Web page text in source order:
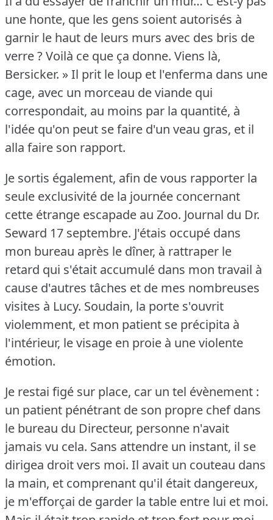
une honte, que les gens soient autorisés à
garnir le haut de leurs murs avec des bris de
verre ?Voilà ce que ça donne. Viens là,
Bersicker. » Il prit le loup et l'enferma dans une
cage, avec un morceau de viande qui
correspondait, au moins par la quantité, à
l'idée qu'on peut se faire d'un veau gras, et il
alla faire son rapport.
Je sortis également, afin de vous rapporter la
seule exclusivité de la journée concernant
cette étrange escapade au Zoo. Journal du Dr.
Seward 17 septembre. J'étais occupé dans
mon bureau après le dîner, à rattraper le
retard qui s'était accumulé dans mon travail à
cause d'autres tâches et de mes nombreuses
visites à Lucy. Soudain, la porte s'ouvrit
violemment, et mon patient se précipita à
l'intérieur, le visage en proie à une violente
émotion.
Je restai figé sur place, car un tel évènement :
un patient pénétrant de son propre chef dans
le bureau du Directeur, personne n'avait
jamais vu cela. Sans attendre un instant, il se
dirigea droit vers moi. Il avait un couteau dans
la main, et comprenant qu'il était dangereux,
je m'efforçai de garder la table entre lui et moi.